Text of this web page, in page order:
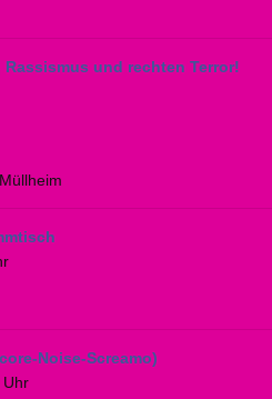
und rechten Terror!
Noise-Screamo)
Uhr